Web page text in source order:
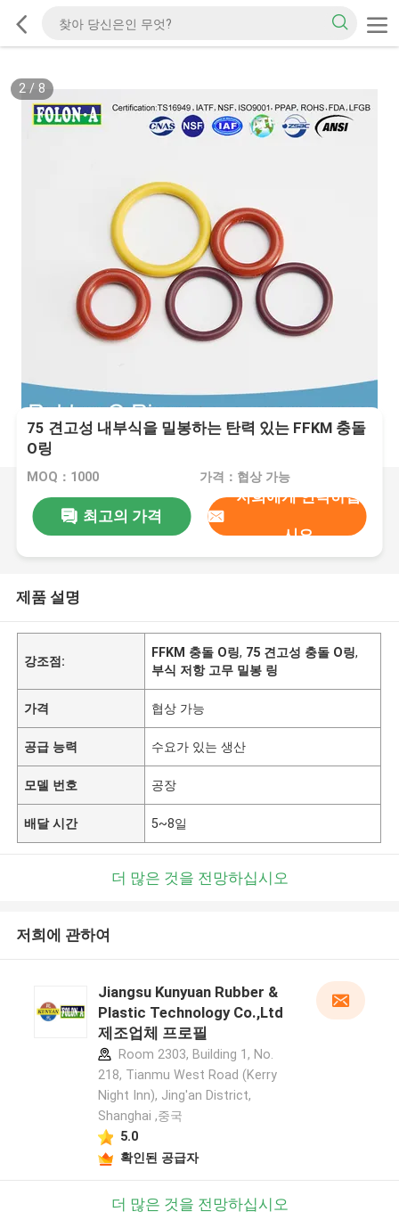
2/ 8
75 견고성 내부식을 밀봉하는 탄력 있는 FFKM 충돌
O링
MOQ：1000 가격：협상 가능
최고의 가격
저희에게 연락하십
시오
제품 설명
강조점:
FFKM 충돌 O링, 75 견고성 충돌 O링,
부식 저항 고무 밀봉 링
가격 협상 가능
공급 능력 수요가 있는 생산
모델 번호 공장
배달 시간 5~8일
더 많은 것을 전망하십시오
저희에 관하여
Jiangsu Kunyuan Rubber &
Plastic Technology Co.,Ltd
제조업체 프로필
Room 2303, Building 1, No.
218, Tianmu West Road (Kerry
Night Inn), Jing'an District,
Shanghai ,중국
5.0
확인된 공급자
더 많은 것을 전망하십시오